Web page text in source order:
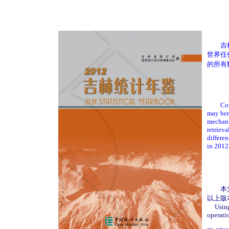
吉林
世界任
的所有
may
in
本光
以上
Using